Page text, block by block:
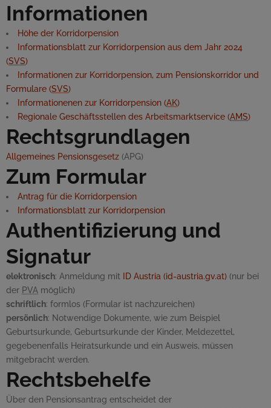
Informationen
Höhe der Korridorpension
Informationsblatt zur Korridorpension aus dem Jahr 2024
(SVS)
Informationen zur Korridorpension, zum Pensionskorridor und
Formulare (SVS)
Informationenen zur Korridorpension (AK)
Regionale Geschäftsstellen des Arbeitsmarktservice (AMS)
Rechtsgrundlagen
Allgemeines Pensionsgesetz (APG)
Zum Formular
Antrag für die Korridorpension
Informationsblatt zur Korridorpension
Authentifizierung und
Signatur
elektronisch: Anmeldung mit ID Austria (id-austria.gv.at) (nur bei
der PVA möglich)
schriftlich: formlos (Formular ist nachzureichen)
persönlich: Notwendige Dokumente, wie zum Beispiel
Geburtsurkunde, Geburtsurkunde der Kinder, Meldezettel,
gegebenenfalls Heiratsurkunde und ein Ausweis, müssen
mitgebracht werden.
Rechtsbehelfe
Über den Pensionsantrag entscheidet der